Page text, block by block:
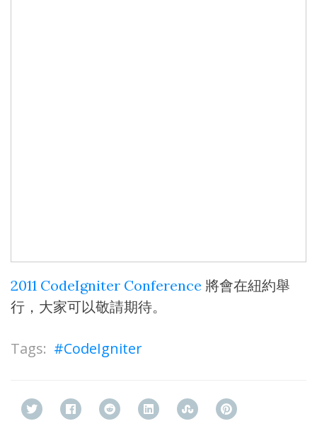
2011 CodeIgniter Conference 將會在紐約舉
行，大家可以敬請期待。
CodeIgniter